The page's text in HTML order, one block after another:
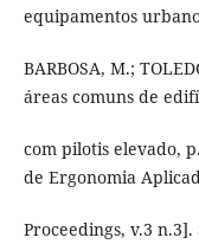
equipamentos
BARBOSA, M.;
áreas comuns de
com pilotis elevado,
de Ergonomia
Proceedings, v.3